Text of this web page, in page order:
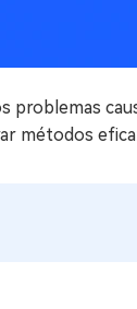
métodos